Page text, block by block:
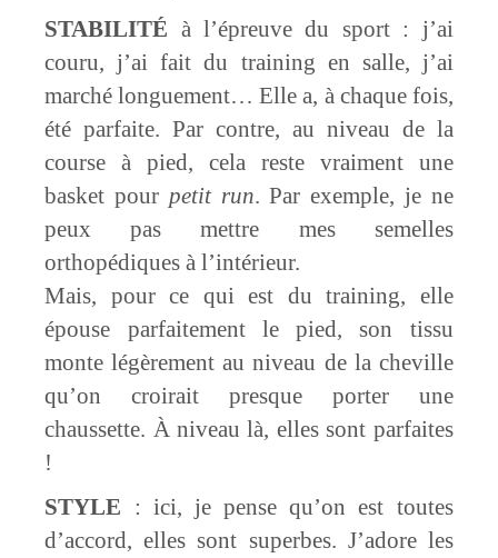
STABILITÉ à l’épreuve du sport : j’ai
couru, j’ai fait du training en salle, j’ai
marché longuement… Elle a, à chaque fois,
été parfaite. Par contre, au niveau de la
course à pied, cela reste vraiment une
basket pour petit run. Par exemple, je ne
peux pas mettre mes semelles
orthopédiques à l’intérieur.
Mais, pour ce qui est du training, elle
épouse parfaitement le pied, son tissu
monte légèrement au niveau de la cheville
qu’on croirait presque porter une
chaussette. À niveau là, elles sont parfaites
!
STYLE : ici, je pense qu’on est toutes
d’accord, elles sont superbes. J’adore les